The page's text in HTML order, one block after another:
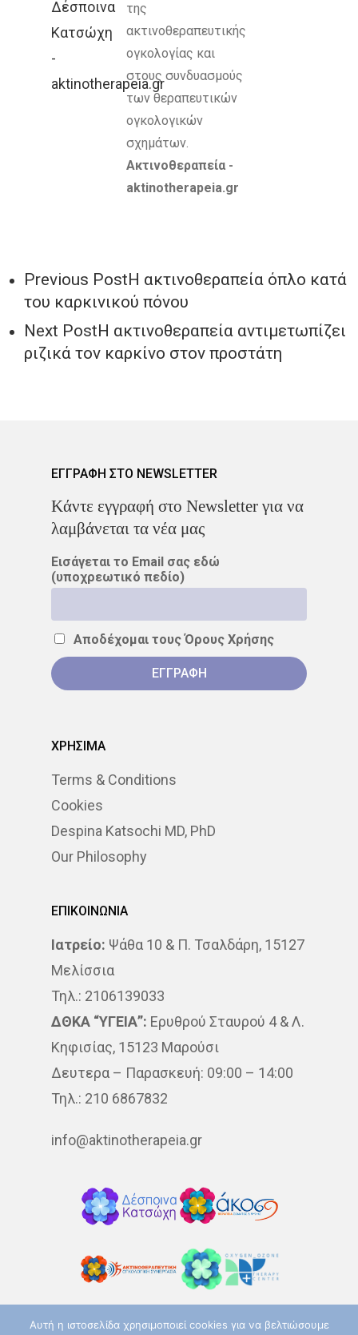
της
ακτινοθεραπευτικής
ογκολογίας και
στους συνδυασμούς
των θεραπευτικών
ογκολογικών
σχημάτων.
Ακτινοθεραπεία -
aktinotherapeia.gr
Previous PostΗ ακτινοθεραπεία όπλο κατά
του καρκινικού πόνου
Next PostΗ ακτινοθεραπεία αντιμετωπίζει
ριζικά τον καρκίνο στον προστάτη
ΕΓΓΡΑΦΗ ΣΤΟ NEWSLETTER
Kάντε εγγραφή στο Newsletter για να
λαμβάνεται τα νέα μας
Εισάγεται το Email σας εδώ
(υποχρεωτικό πεδίο)
Αποδέχομαι τουςΌρους Χρήσης
ΧΡΗΣΙΜΑ
Terms & Conditions
Cookies
Despina Katsochi MD, PhD
Our Philosophy
ΕΠΙΚΟΙΝΩΝΙΑ
Ιατρείο: Ψάθα 10 & Π. Τσαλδάρη, 15127
Μελίσσια
Τηλ.: 2106139033
ΔΘΚΑ “ΥΓΕΙΑ”: Ερυθρού Σταυρού 4 & Λ.
Κηφισίας, 15123 Μαρούσι
Δευτερα – Παρασκευή: 09:00 – 14:00
Τηλ.: 210 6867832
info@aktinotherapeia.gr
Αυτή η ιστοσελίδα χρησιμοποιεί cookies για να βελτιώσουμε